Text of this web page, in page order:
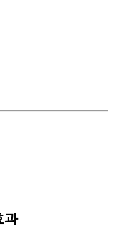
과